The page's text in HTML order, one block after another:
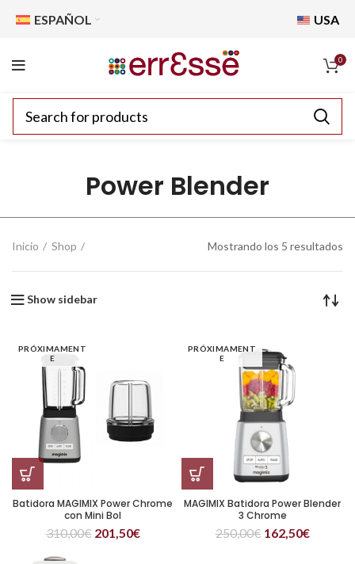
ESPAÑOL USA
0
Power Blender
Inicio Shop Mostrando los 5 resultados
Show sidebar
PRÓXIMAMENT
E
Batidora MAGIMIX Power Chrome
con Mini Bol
310,00€ 201,50€
PRÓXIMAMENT
E
MAGIMIX Batidora Power Blender
3 Chrome
250,00€ 162,50€